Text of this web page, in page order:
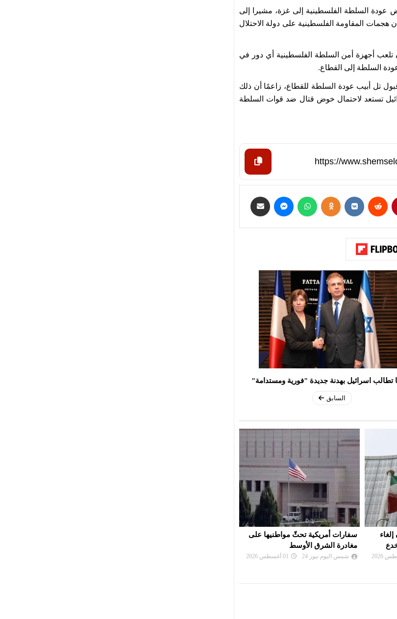
عودة السلطة الفلسطينية إلى غزة، مشيرا إلى
المقاومة الفلسطينية على دولة الاحتلال
تلعب أجهزة أمن السلطة الفلسطينية أي دور في
السلطة إلى القطاع.
تل أبيب عودة السلطة للقطاع، زاعمًا أن ذلك
تستعد لاحتمال خوض قتال ضد قوات السلطة
تطالب اسرائيل بهدنة جديدة "فورية ومستدامة"
السابق
سفارات أمريكية تحثّ مواطنيها على
مغادرة الشرق الأوسط
شمس اليوم نيوز 24 01 أغسطس 2026